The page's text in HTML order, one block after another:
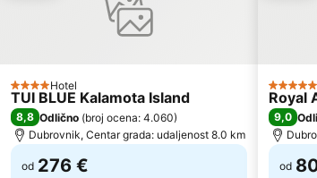
4 Zvezdice
Hotel
TUI BLUE Kalamota Island
8,8 Odlično (broj ocena: 4.060)
Dubrovnik, Centar grada: udaljenost 8.0 km
od 276 €
5
Royal
9,0
od